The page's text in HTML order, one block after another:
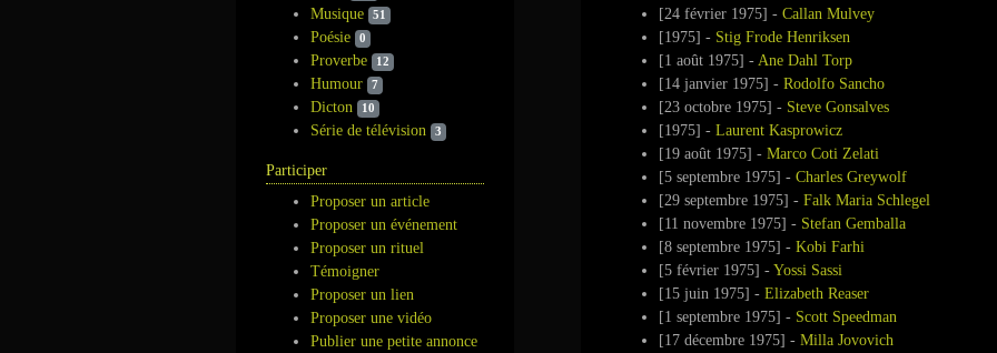
Musique 51
Poésie 0
Proverbe 12
Humour 7
Dicton 10
Série de télévision 3
Participer
Proposer un article
Proposer un événement
Proposer un rituel
Témoigner
Proposer un lien
Proposer une vidéo
Publier une petite annonce
[24 février 1975] - Callan Mulvey
[1975] - Stig Frode Henriksen
[1 août 1975] - Ane Dahl Torp
[14 janvier 1975] - Rodolfo Sancho
[23 octobre 1975] - Steve Gonsalves
[1975] - Laurent Kasprowicz
[19 août 1975] - Marco Coti Zelati
[5 septembre 1975] - Charles Greywolf
[29 septembre 1975] - Falk Maria Schlegel
[11 novembre 1975] - Stefan Gemballa
[8 septembre 1975] - Kobi Farhi
[5 février 1975] - Yossi Sassi
[15 juin 1975] - Elizabeth Reaser
[1 septembre 1975] - Scott Speedman
[17 décembre 1975] - Milla Jovovich